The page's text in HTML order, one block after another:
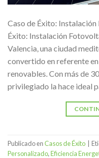
Caso de Éxito:
Éxito: Instalación
Valencia, una ciudad
convertido en referente
renovables. Con más de
privilegiado la hace ideal
Publicado enCasos de Éxito
Personalizado,Eficiencia